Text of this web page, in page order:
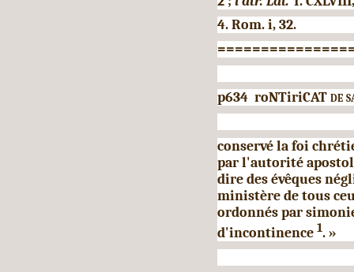
4. Rom. i, 32.
p634 roNTiriCATde
conservé la foi
par l'autorité
dire des évêques
ministère de tous
ordonnés par
d'incontinence 1. »